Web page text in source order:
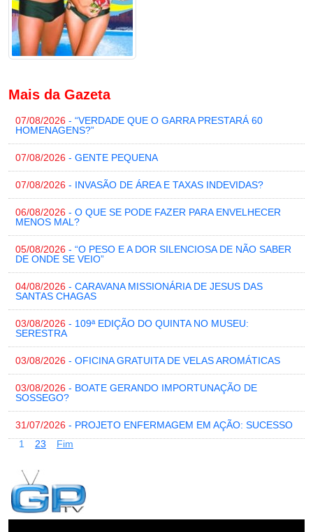
Mais da Gazeta
07/08/2026 - “VERDADE QUE O GARRA PRESTARÁ 60
HOMENAGENS?”
07/08/2026 - GENTE PEQUENA
07/08/2026 - INVASÃO DE ÁREA E TAXAS INDEVIDAS?
06/08/2026 - O QUE SE PODE FAZER PARA ENVELHECER
MENOS MAL?
05/08/2026 - “O PESO E A DOR SILENCIOSA DE NÃO SABER
DE ONDE SE VEIO”
04/08/2026 - CARAVANA MISSIONÁRIA DE JESUS DAS
SANTAS CHAGAS
03/08/2026 - 109ª EDIÇÃO DO QUINTA NO MUSEU:
SERESTRA
03/08/2026 - OFICINA GRATUITA DE VELAS AROMÁTICAS
03/08/2026 - BOATE GERANDO IMPORTUNAÇÃO DE
SOSSEGO?
31/07/2026 - PROJETO ENFERMAGEM EM AÇÃO: SUCESSO
1
23 Fim